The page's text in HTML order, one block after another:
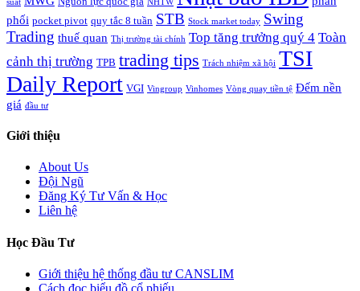
suất NHTW
phối pocket pivot quy tắc 8 tuần STB Stock market today Swing
Trading thuế quan Thị trường tài chính Top tăng trưởng quý 4 Toàn
cảnh thị trường TPB trading tips Trách nhiệm xã hội TSI
Daily Report VGI Vingroup Vinhomes Vòng quay tiền tệ Đếm nền
giá đầu tư
Giới thiệu
About Us
Đội Ngũ
Đăng Ký Tư Vấn & Học
Liên hệ
Học Đầu Tư
Giới thiệu hệ thống đầu tư CANSLIM
Cách đọc biểu đồ cổ phiếu